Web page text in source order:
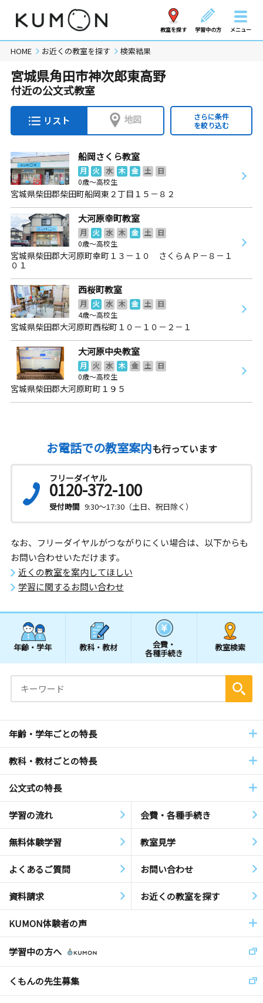
教室を探す 学習中の方 メニュー
HOME お近くの教室を探す 検索結果
宮城県角田市神次郎東高野
付近の公文式教室
リスト 地図
さらに条件
を絞り込む
船岡さくら教室
月 火 水 木 金 土
日
0歳～高校生
宮城県柴田郡柴田町船岡東２丁目１５－８２
大河原幸町教室
月 火 水 木 金 土
日
0歳～高校生
宮城県柴田郡大河原町幸町１３－１０ さくらＡＰ－８－１
０１
西桜町教室
月 火 水 木 金 土
日
4歳～高校生
宮城県柴田郡大河原町西桜町１０－１０－２－１
大河原中央教室
月 火 水 木 金 土
日
0歳～高校生
宮城県柴田郡大河原町町１９５
お電話での教室案内も行っています
フリーダイヤル
0120-372-100
受付時間 9:30～17:30（土日、祝日除く）
なお、フリーダイヤルがつながりにくい場合は、以下からも
お問い合わせいただけます。
近くの教室を案内してほしい
学習に関するお問い合わせ
年齢・学年 教科・教材 会費・
各種手続き
教室検索
年齢・学年ごとの特長
教科・教材ごとの特長
公文式の特長
学習の流れ 会費・各種手続き
無料体験学習 教室見学
よくあるご質問 お問い合わせ
資料請求 お近くの教室を探す
KUMON体験者の声
学習中の方へ
くもんの先生募集